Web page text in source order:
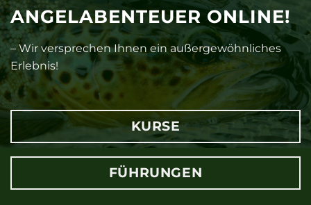
ANGELABENTEUER ONLINE!
– Wir versprechen Ihnen ein außergewöhnliches
Erlebnis!
KURSE
FÜHRUNGEN